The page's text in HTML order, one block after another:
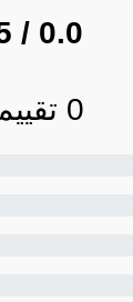
0.0
/ 5
0